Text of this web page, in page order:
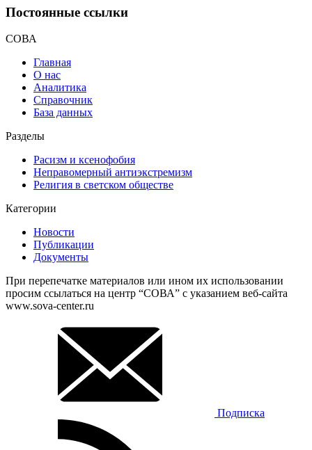
Постоянные ссылки
СОВА
Главная
О нас
Аналитика
Справочник
База данных
Разделы
Расизм и ксенофобия
Неправомерный антиэкстремизм
Религия в светском обществе
Категории
Новости
Публикации
Документы
При перепечатке материалов или ином их использовании
просим ссылаться на центр “СОВА” с указанием веб-сайта
www.sova-center.ru
Подписка